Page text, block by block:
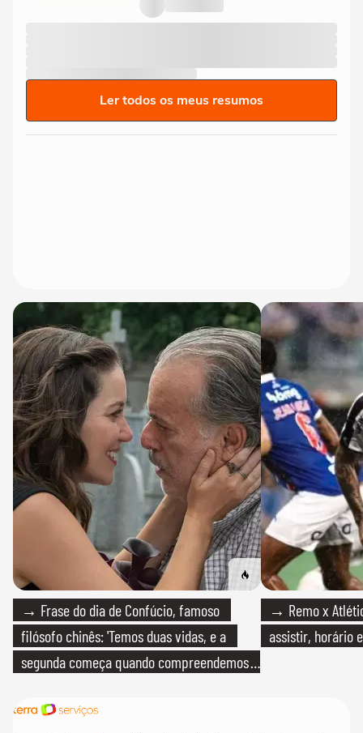
Ler todos os meus resumos
→ Frase do dia de Confúcio, famoso
filósofo chinês: 'Temos duas vidas, e a
segunda começa quando compreendemos
→ Remo x
assistir, horário